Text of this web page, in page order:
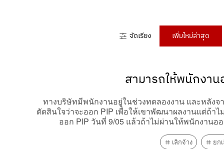
จัดเรียง เพิ่มใหม่ล่าสุด
สามารถให้พนักงา
ทางบริษัทมีพนักงานอยู่ในช่วงทดลองงาน และหลัง
ตัดสินใจว่าจะออก PIP เพื่อให้เขาพัฒนาผลงานแต่ถ้
ออก PIP วันที่ 9/05 แล้วถ้าไม่ผ่านให้พนักงาน
เลิกจ้าง ยก